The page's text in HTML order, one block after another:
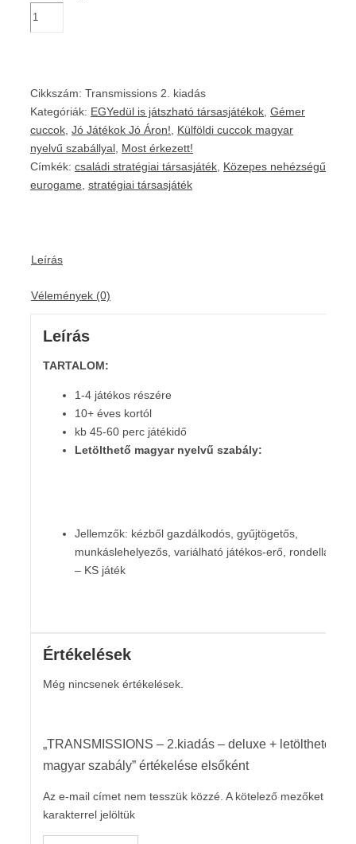
Cikkszám: Transmissions 2. kiadás
Kategóriák: EGYedül is játszható társasjátékok Gémer
cuccok Jó Játékok Jó Áron!
Külföldi cuccok magyar
nyelvű szabállyal Most érkezett!
Címkék: családi stratégiai társasjáték Közepes nehézségű
eurogame stratégiai társasjáték
Leírás
Vélemények (0)
Leírás
TARTALOM:
1-4 játékos részére
10+ éves kortól
kb 45-60 perc játékidő
Letölthető magyar nyelvű szabály:
Jellemzők: kézből gazdálkodós, gyűjtögetős,
munkáslehelyezős, variálható játékos-erő, rondella
– KS játék
Értékelések
Még nincsenek értékelések.
„TRANSMISSIONS – 2.kiadás – deluxe + letölthető
magyar szabály” értékelése elsőként
Az e-mail címet nem tesszük közzé. A kötelező mezőket
karakterrel jelöltük